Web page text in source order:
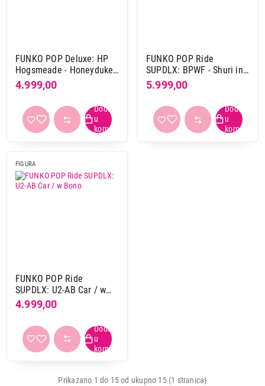
FUNKO POP Deluxe: HP
Hogsmeade - Honeydukes
/ w Neville
4.999,00
FUNKO POP Ride
SUPDLX: BPWF - Shuri in
Sunbird
5.999,00
FIGURA
FUNKO POP Ride
SUPDLX: U2-AB Car / w
Bono
4.999,00
Prikazano 1 do 15 od ukupno 15 (1 stranica)